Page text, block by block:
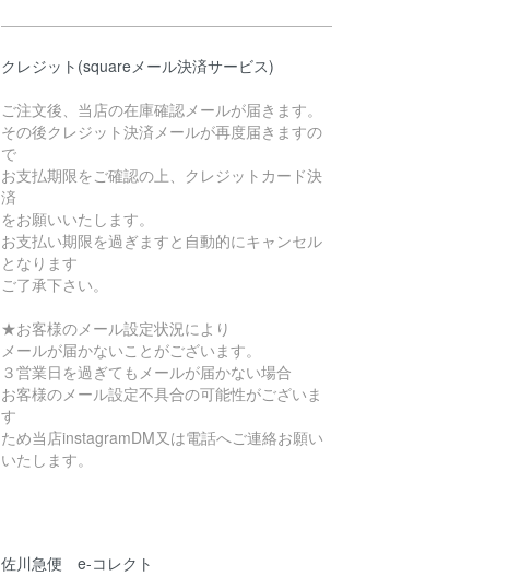
クレジット(squareメール決済サービス)
ご注文後、当店の在庫確認メールが届きます。
その後クレジット決済メールが再度届きますの
で
お支払期限をご確認の上、クレジットカード決
済
をお願いいたします。
お支払い期限を過ぎますと自動的にキャンセル
となります
ご了承下さい。
★お客様のメール設定状況により
メールが届かないことがございます。
３営業日を過ぎてもメールが届かない場合
お客様のメール設定不具合の可能性がございま
す
ため当店instagramDM又は電話へご連絡お願い
いたします。
佐川急便 e-コレクト